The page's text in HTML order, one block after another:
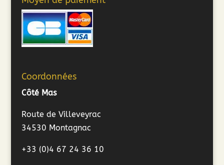
Coordonnées
Côté Mas
Route de Villeveyrac
34530 Montagnac
+33 (0)4 67 24 36 10